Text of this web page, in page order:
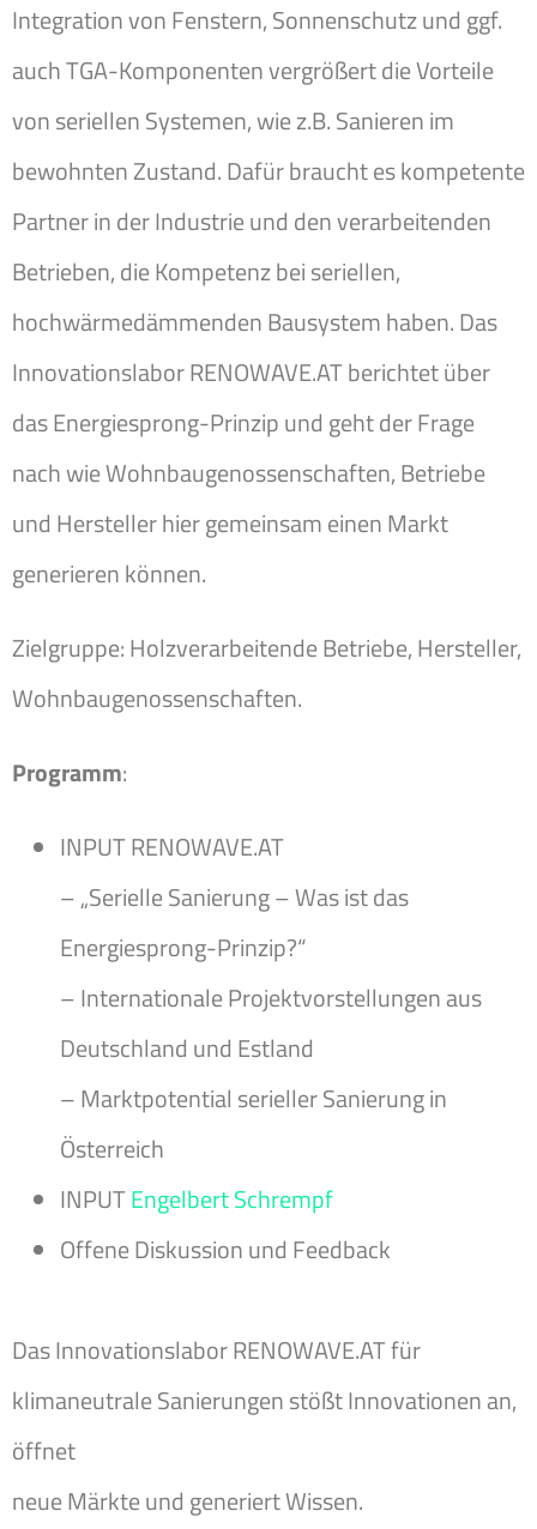
Integration von Fenstern, Sonnenschutz und ggf.
auch TGA-Komponenten vergrößert die Vorteile
von seriellen Systemen, wie z.B. Sanieren im
bewohnten Zustand. Dafür braucht es kompetente
Partner in der Industrie und den verarbeitenden
Betrieben, die Kompetenz bei seriellen,
hochwärmedämmenden Bausystem haben. Das
Innovationslabor RENOWAVE.AT berichtet über
das Energiesprong-Prinzip und geht der Frage
nach wie Wohnbaugenossenschaften, Betriebe
und Hersteller hier gemeinsam einen Markt
generieren können.
Zielgruppe: Holzverarbeitende Betriebe, Hersteller,
Wohnbaugenossenschaften.
Programm:
INPUT RENOWAVE.AT
– „Serielle Sanierung – Was ist das
Energiesprong-Prinzip?“
– Internationale Projektvorstellungen aus
Deutschland und Estland
– Marktpotential serieller Sanierung in
Österreich
INPUTEngelbert Schrempf
Offene Diskussion und Feedback
Das Innovationslabor RENOWAVE.AT für
klimaneutrale Sanierungen stößt Innovationen an,
öffnet
neue Märkte und generiert Wissen.